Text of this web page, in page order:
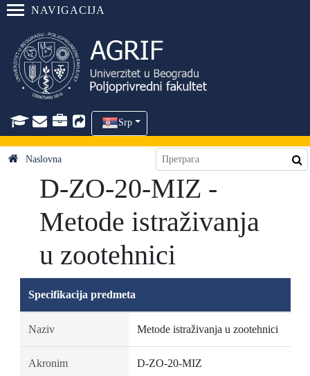
NAVIGACIJA
Srp
Naslovna
D-ZO-20-MIZ -
Metode istraživanja
u zootehnici
Specifikacija predmeta
Naziv Metode istraživanja u zootehnici
Akronim D-ZO-20-MIZ